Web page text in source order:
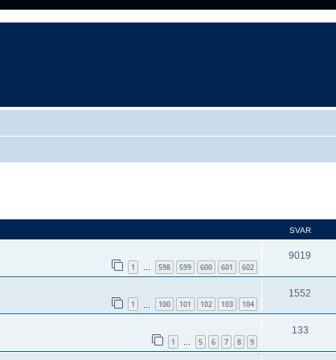
SVAR
1 … 598 599 600 601 602
9019
1 100 101 102 103 104
1552
1 … 5 6 7 8 9
133